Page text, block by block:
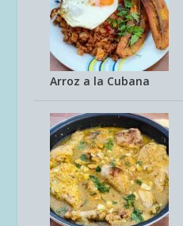
Arroz a la Cubana